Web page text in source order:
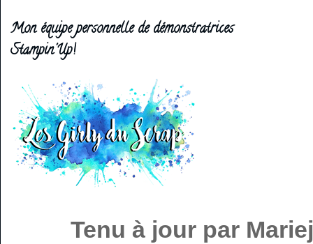
Mon équipe personnelle de démonstratrices
Stampin'Up!
Tenu à jour par